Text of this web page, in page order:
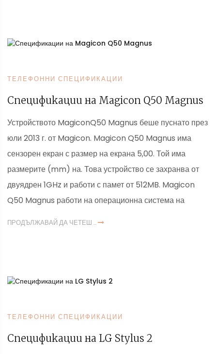
ТЕЛЕФОННИ СПЕЦИФИКАЦИИ
Спецификации на Magicon Q50 Magnus
Устройството MagiconQ50 Magnus беше пуснато през
юли 2013 г. от Magicon. Magicon Q50 Magnus има
сензорен екран с размер на екрана 5,00. Той има
размерите (mm) на. Това устройство се захранва от
двуядрен 1GHz и работи с памет от 512MB. Magicon
Q50 Magnus работи на операционна система на
ПРОДЪЛЖАВАЙ ДА ЧЕТЕШ ..
ТЕЛЕФОННИ СПЕЦИФИКАЦИИ
Спецификации на LG Stylus 2